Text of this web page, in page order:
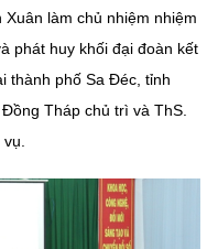
làm chủ nhiệm nhiệm
phát huy khối đại đoàn kết
thành phố Sa Đéc, tỉnh
Tháp chủ trì và ThS.